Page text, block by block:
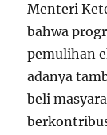
Menteri
bahwa
pemulihan
adanya
beli